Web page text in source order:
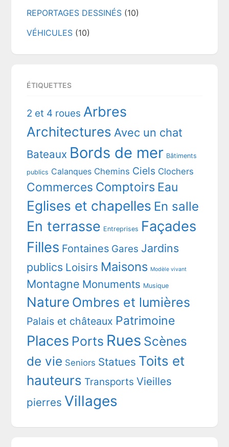
REPORTAGES DESSINÉS (10)
VÉHICULES (10)
ÉTIQUETTES
2 et 4 roues Arbres
Architectures Avec un chat
Bateaux Bords de mer Bâtiments
publics Calanques Chemins Ciels Clochers
Commerces Comptoirs Eau
Eglises et chapelles En salle
En terrasse Entreprises Façades
Filles Fontaines Gares Jardins
publics Loisirs Maisons Modèle vivant
Montagne Monuments Musique
Nature Ombres et lumières
Palais et châteaux Patrimoine
Places Ports Rues Scènes
de vie Seniors Statues Toits et
hauteurs Transports Vieilles
pierres Villages